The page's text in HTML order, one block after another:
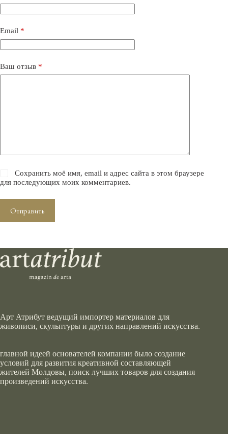
Email *
Ваш отзыв *
Сохранить моё имя, email и адрес сайта в этом браузере
для последующих моих комментариев.
Отправить
Арт Атрибут ведущий импортер материалов для
живописи, скульптуры и других направлений искусства.
главной идеей основателей компании было создание
условий для развития креативной составляющей
жителей Молдовы, поиск лучших товаров для создания
произведений искусства.